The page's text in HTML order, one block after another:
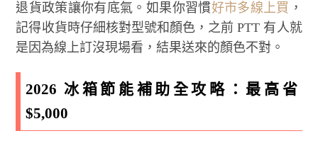
退貨政策讓你有底氣。如果你習慣好市多線上買 ，
記得收貨時仔細核對型號和顏色，之前 PTT 有人就
是因為線上訂沒現場看，結果送來的顏色不對。
2026 冰箱節能補助全攻略：最高省
$5,000